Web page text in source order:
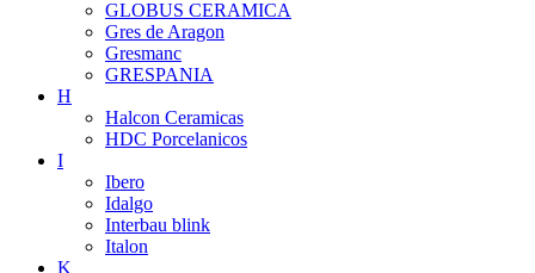
GLOBUS CERAMICA
Gres de Aragon
Gresmanc
GRESPANIA
H
Halcon Ceramicas
HDC Porcelanicos
I
Ibero
Idalgo
Interbau blink
Italon
K